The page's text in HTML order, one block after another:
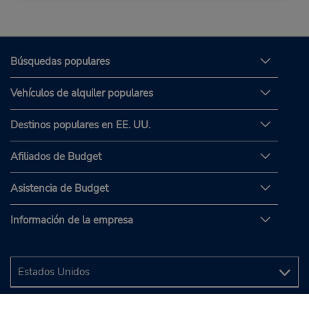
Búsquedas populares
Vehículos de alquiler populares
Destinos populares en EE. UU.
Afiliados de Budget
Asistencia de Budget
Información de la empresa